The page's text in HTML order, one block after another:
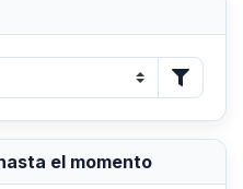
el momento